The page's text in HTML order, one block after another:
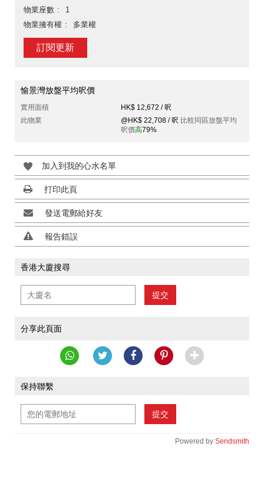
物業座數
1
物業擁有權
多業權
訂閱更新
愉景灣放盤平均呎價
實用面積
HK$ 12,672 / 呎
此物業
@HK$ 22,708 / 呎 比較同區放盤平均
呎價高79%
加入到我的心水名單
打印此頁
發送電郵給好友
報告錯誤
香港大廈搜尋
提交
分享此頁面
保持聯繫
提交
Powered by Sendsmith